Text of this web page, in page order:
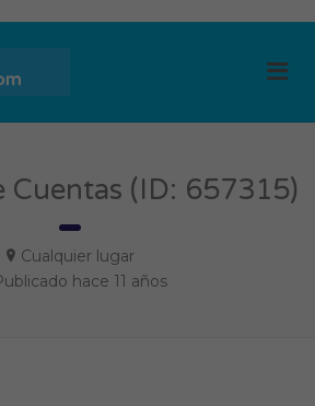
Cuentas (ID: 657315)
Cualquier lugar
hace 11 años